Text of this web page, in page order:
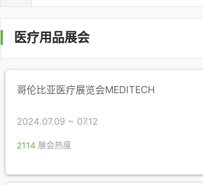
医疗用品展会
哥伦比亚医疗展览会MEDITECH
2024.07.09 ~ 07.12
2114 展会热度